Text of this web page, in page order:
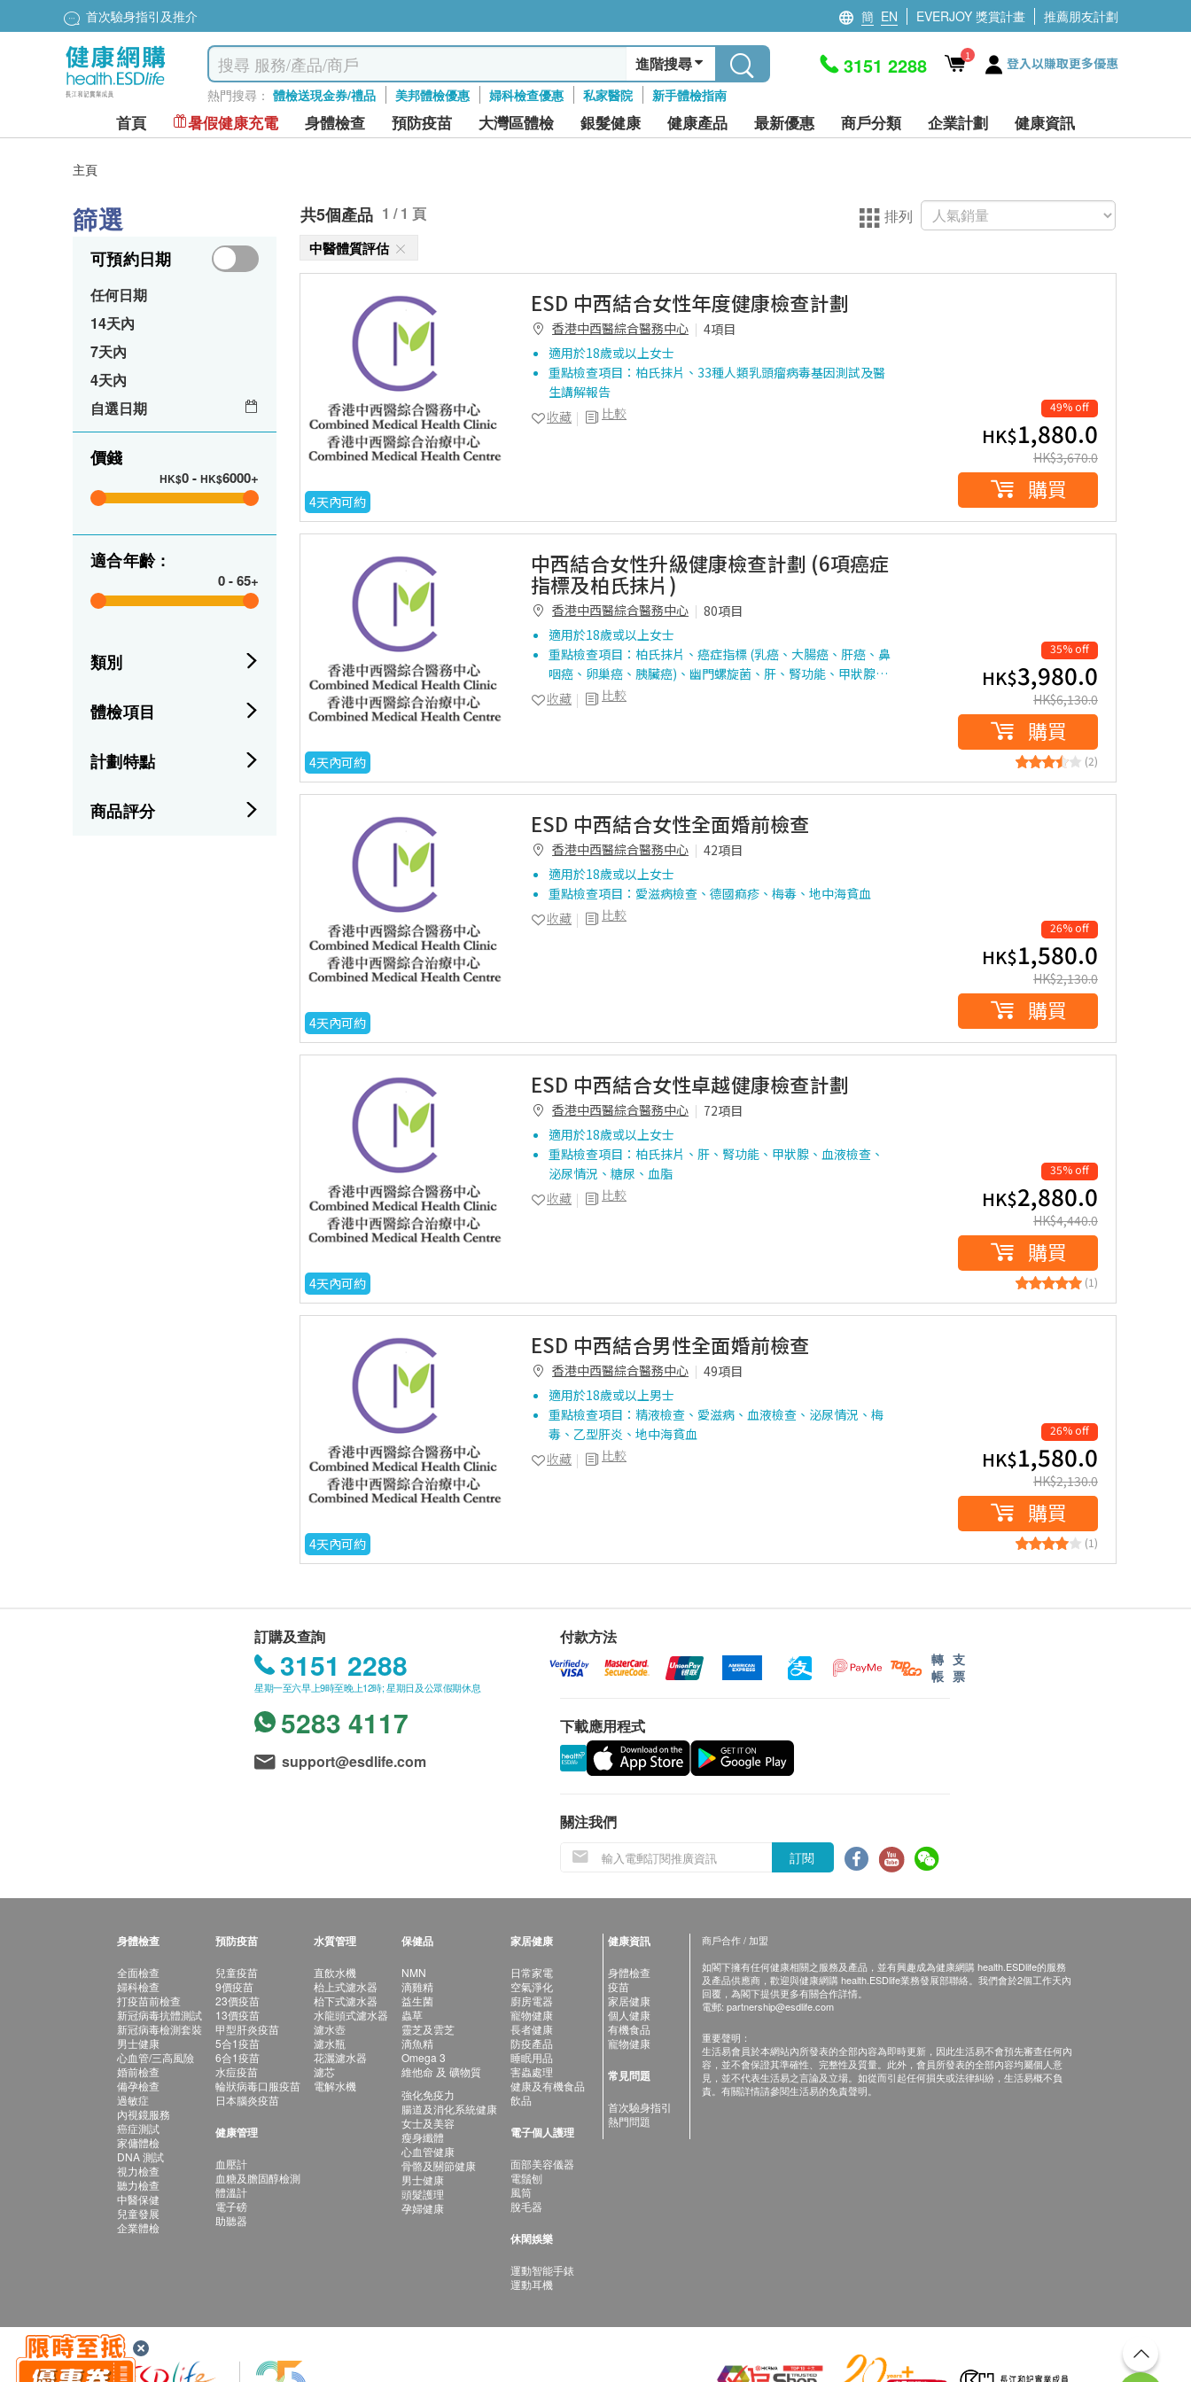
首次驗身指引及推介 簡 EN EVERJOY 獎賞計畫 推薦朋友計劃
進階搜尋
熱門搜尋： 體檢送現金券/禮品 美邦體檢優惠 婦科檢查優惠 私家醫院 新手體檢指南
3151 2288 1 登入以賺取更多優惠
首頁 暑假健康充電 身體檢查 預防疫苗 大灣區體檢 銀髮健康 健康產品 最新優惠 商戶分類 企業計劃 健康資訊
主頁
篩選
可預約日期
任何日期
14天內
7天內
4天內
自選日期
價錢
HK$0- HK$6000+
適合年齡 :
0-65+
類別
體檢項目
計劃特點
商品評分
共5個產品 1 / 1 頁 排列
中醫體質評估
4天內可約
ESD 中西結合女性年度健康檢查計劃
香港中西醫綜合醫務中心
4項目
適用於18歲或以上女士
重點檢查項目：柏氏抹片、33種人類乳頭瘤病毒基因測試及醫
生講解報告
比較
收藏
49% off
HK$1,880.0
HK$3,670.0
購買
4天內可約
中西結合女性升級健康檢查計劃 (6項癌症
指標及柏氏抹片)
香港中西醫綜合醫務中心
80項目
適用於18歲或以上女士
重點檢查項目：柏氏抹片、癌症指標 (乳癌、大腸癌、肝癌、鼻
咽癌、卵巢癌、胰臟癌)、幽門螺旋菌、肝、腎功能、甲狀腺…
比較
收藏
35% off
HK$3,980.0
HK$6,130.0
購買
(2)
4天內可約
ESD 中西結合女性全面婚前檢查
香港中西醫綜合醫務中心
42項目
適用於18歲或以上女士
重點檢查項目：愛滋病檢查、德國痲疹、梅毒、地中海貧血
比較
收藏
26% off
HK$1,580.0
HK$2,130.0
購買
4天內可約
ESD 中西結合女性卓越健康檢查計劃
香港中西醫綜合醫務中心
72項目
適用於18歲或以上女士
重點檢查項目：柏氏抹片、肝、腎功能、甲狀腺、血液檢查、
泌尿情況、糖尿、血脂
比較
收藏
35% off
HK$2,880.0
HK$4,440.0
購買
(1)
4天內可約
ESD 中西結合男性全面婚前檢查
香港中西醫綜合醫務中心
49項目
適用於18歲或以上男士
重點檢查項目：精液檢查、愛滋病、血液檢查、泌尿情況、梅
毒、乙型肝炎、地中海貧血
比較
收藏
26% off
HK$1,580.0
HK$2,130.0
購買
(1)
訂購及查詢
3151 2288
星期一至六早上9時至晚上12時; 星期日及公眾假期休息
5283 4117
support@esdlife.com
付款方法
轉
帳
支
票
下載應用程式
關注我們
訂閱
身體檢查
全面檢查
婦科檢查
打疫苗前檢查
新冠病毒抗體測試
新冠病毒檢測套裝
男士健康
心血管/三高風險
婚前檢查
備孕檢查
過敏症
內視鏡服務
癌症測試
家傭體檢
DNA 測試
視力檢查
聽力檢查
中醫保健
兒童發展
企業體檢
預防疫苗
兒童疫苗
9價疫苗
23價疫苗
13價疫苗
甲型肝炎疫苗
5合1疫苗
6合1疫苗
水痘疫苗
輪狀病毒口服疫苗
日本腦炎疫苗
健康管理
血壓計
血糖及膽固醇檢測
體溫計
電子磅
助聽器
水質管理
直飲水機
枱上式濾水器
枱下式濾水器
水龍頭式濾水器
濾水壺
濾水瓶
花灑濾水器
濾芯
電解水機
保健品
NMN
滴雞精
益生菌
蟲草
靈芝及雲芝
滴魚精
Omega 3
維他命 及 礦物質
強化免疫力
腸道及消化系統健康
女士及美容
瘦身纖體
心血管健康
骨骼及關節健康
男士健康
頭髮護理
孕婦健康
家居健康
日常家電
空氣淨化
廚房電器
寵物健康
長者健康
防疫產品
睡眠用品
害蟲處理
健康及有機食品
飲品
電子個人護理
面部美容儀器
電鬚刨
風筒
脫毛器
休閑娛樂
運動智能手錶
運動耳機
健康資訊
身體檢查
疫苗
家居健康
個人健康
有機食品
寵物健康
常見問題
首次驗身指引
熱門問題
商戶合作 / 加盟
如閣下擁有任何健康相關之服務及產品，並有興趣成為健康網購 health.ESDlife的服務
及產品供應商，歡迎與健康網購 health.ESDlife業務發展部聯絡。我們會於2個工作天內
回覆，為閣下提供更多有關合作詳情。
電郵: partnership@esdlife.com
重要聲明：
生活易會員於本網站內所發表的全部內容為即時更新，因此生活易不會預先審查任何內
容，並不會保證其準確性、完整性及質量。此外，會員所發表的全部內容均屬個人意
見，並不代表生活易之言論及立場。如從而引起任何損失或法律糾紛，生活易概不負
責。有關詳情請參閱生活易的免責聲明。